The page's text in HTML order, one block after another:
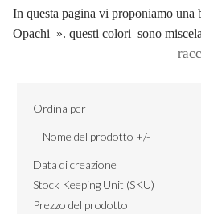
In questa pagina vi proponiamo una
Opachi ». questi colori sono
Ordina per
Nome del prodotto +/-
Data di creazione
Stock Keeping Unit (SKU)
Prezzo del prodotto